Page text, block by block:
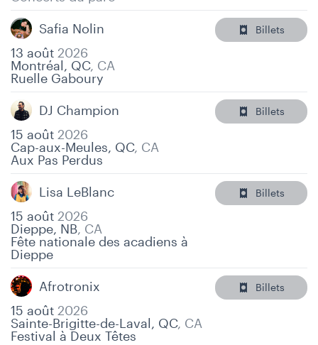
Safia Nolin
13 août 2026
Montréal, QC, CA
Ruelle Gaboury
Billets
DJ Champion
15 août 2026
Cap-aux-Meules, QC, CA
Aux Pas Perdus
Billets
Lisa LeBlanc
15 août 2026
Dieppe, NB, CA
Fête nationale des acadiens à
Dieppe
Billets
Afrotronix
15 août 2026
Sainte-Brigitte-de-Laval, QC, CA
Festival à Deux Têtes
Billets